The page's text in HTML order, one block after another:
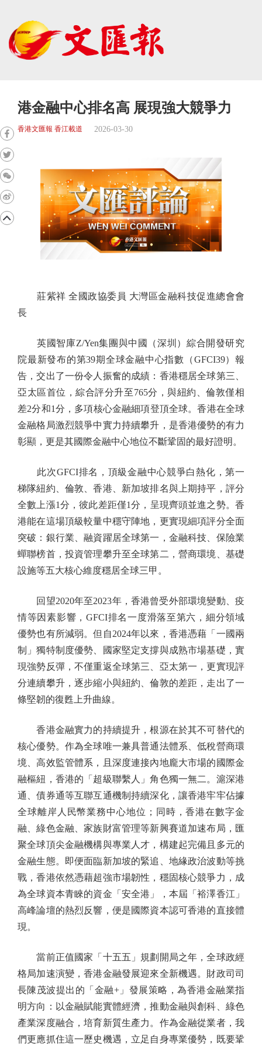
港金融中心排名高 展現強大競爭力
香港文匯報 香江載道 2026-03-30
莊紫祥 全國政協委員 大灣區金融科技促進總會會
長
英國智庫Z/Yen集團與中國（深圳）綜合開發研究
院最新發布的第39期全球金融中心指數（GFCI39）報
告，交出了一份令人振奮的成績：香港穩居全球第三、
亞太區首位，綜合評分升至765分，與紐約、倫敦僅相
差2分和1分，多項核心金融細項登頂全球。香港在全球
金融格局激烈競爭中實力持續攀升，是香港優勢的有力
彰顯，更是其國際金融中心地位不斷鞏固的最好證明。
此次GFCI排名，頂級金融中心競爭白熱化，第一
梯隊紐約、倫敦、香港、新加坡排名與上期持平，評分
全數上漲1分，彼此差距僅1分，呈現齊頭並進之勢。香
港能在這場頂級較量中穩守陣地，更實現細項評分全面
突破：銀行業、融資躍居全球第一，金融科技、保險業
蟬聯榜首，投資管理攀升至全球第二，營商環境、基礎
設施等五大核心維度穩居全球三甲。
回望2020年至2023年，香港曾受外部環境變動、疫
情等因素影響，GFCI排名一度滑落至第六，細分領域
優勢也有所減弱。但自2024年以來，香港憑藉「一國兩
制」獨特制度優勢、國家堅定支撐與成熟市場基礎，實
現強勢反彈，不僅重返全球第三、亞太第一，更實現評
分連續攀升，逐步縮小與紐約、倫敦的差距，走出了一
條堅韌的復甦上升曲線。
香港金融實力的持續提升，根源在於其不可替代的
核心優勢。作為全球唯一兼具普通法體系、低稅營商環
境、高效監管體系，且深度連接內地龐大市場的國際金
融樞紐，香港的「超級聯繫人」角色獨一無二。滬深港
通、債券通等互聯互通機制持續深化，讓香港牢牢佔據
全球離岸人民幣業務中心地位；同時，香港在數字金
融、綠色金融、家族財富管理等新興賽道加速布局，匯
聚全球頂尖金融機構與專業人才，構建起完備且多元的
金融生態。即便面臨新加坡的緊追、地緣政治波動等挑
戰，香港依然憑藉超強市場韌性，穩固核心競爭力，成
為全球資本青睞的資金「安全港」，本屆「裕澤香江」
高峰論壇的熱烈反響，便是國際資本認可香港的直接體
現。
當前正值國家「十五五」規劃開局之年，全球政經
格局加速演變，香港金融發展迎來全新機遇。財政司司
長陳茂波提出的「金融+」發展策略，為香港金融業指
明方向：以金融賦能實體經濟，推動金融與創科、綠色
產業深度融合，培育新質生產力。作為金融從業者，我
們更應抓住這一歷史機遇，立足自身專業優勢，既要鞏